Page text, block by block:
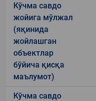
Кўчма савдо
жойига мўлжал
(яқинида
жойлашган
объектлар
бўйича қисқа
маълумот)
Кўчма савдо